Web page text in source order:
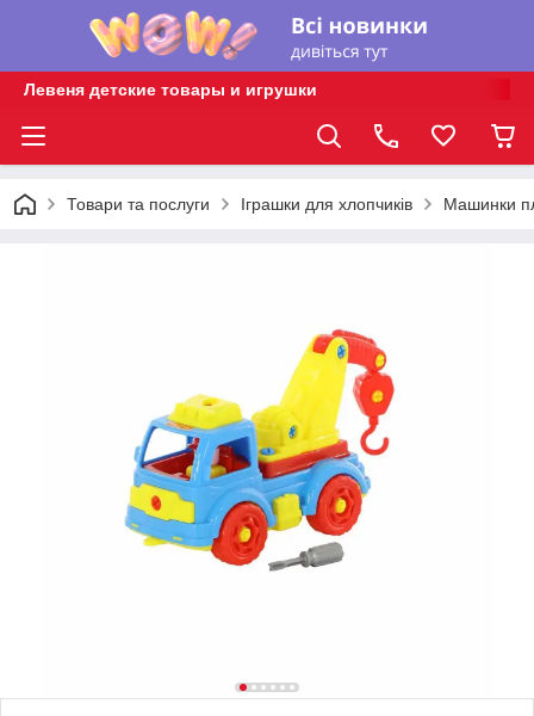
Левеня детские товары и игрушки
Товари та послуги Іграшки для хлопчиків Машинки